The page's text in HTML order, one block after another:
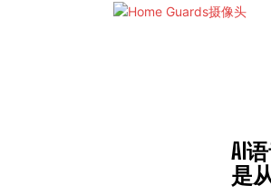
AI
是